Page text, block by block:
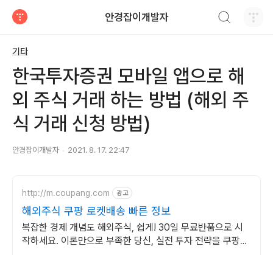
안경잡이개발자
기타
한국투자증권 모바일 앱으로 해
외 주식 거래 하는 방법 (해외 주
식 거래 신청 방법)
안경잡이개발자 2021. 8. 17. 22:47
http://m.coupang.com 광고
해외주식 쿠팡 로켓배송 빠른 정보
복잡한 경제 개념도 해외주식, 쉽게! 30일 무료반품으로 시
작하세요. 이론만으로 부족한 당신, 실전 투자 전략을 쿠팡에